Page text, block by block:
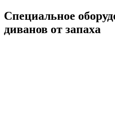
Специальное
диванов от запаха